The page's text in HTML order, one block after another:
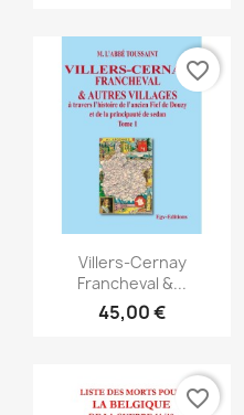
Vista rápida
Villers-Cernay
Francheval &...
45,00 €
favorite_border
favorite_border